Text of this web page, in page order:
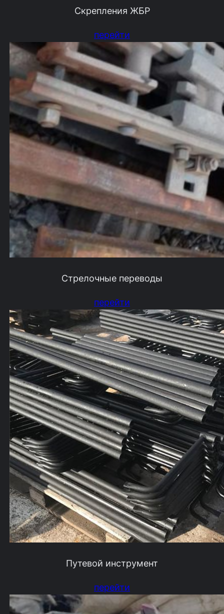
Скрепления ЖБР
перейти
Стрелочные переводы
перейти
Путевой инструмент
перейти